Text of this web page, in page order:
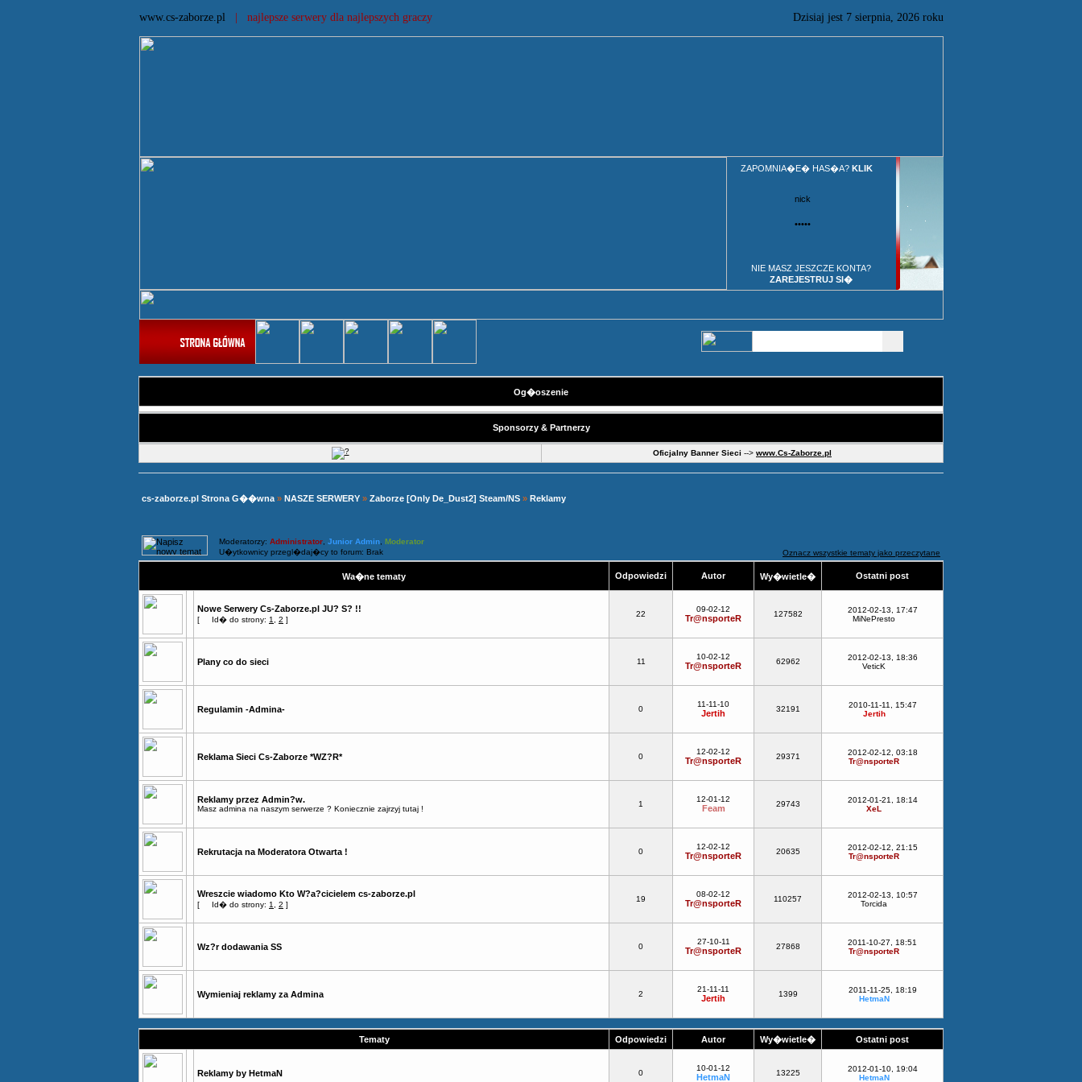
www.cs-zaborze.pl | najlepsze serwery dla najlepszych graczy Dzisiaj jest 7 sierpnia, 2026 roku
ZAPOMNIA�E� HAS�A? KLIK
NIE MASZ JESZCZE KONTA?
ZAREJESTRUJ SI�
Og�oszenie
Sponsorzy & Partnerzy
Oficjalny Banner Sieci --> www.Cs-Zaborze.pl
cs-zaborze.pl Strona G��wna » NASZE SERWERY » Zaborze [Only De_Dust2] Steam/NS » Reklamy
Moderatorzy: Administrator Junior Admin Moderator
U�ytkownicy przegl�daj�cy to forum: Brak
Oznacz wszystkie tematy jako przeczytane
Wa�ne tematy Odpowiedzi Autor Wy�wietle� Ostatni post
Nowe Serwery Cs-Zaborze.pl JU? S? !!
[ Id� do strony: 1 2 ]
22
09-02-12
Tr@nsporteR 127582
2012-02-13, 17:47
MiNePresto
Plany co do sieci 11
10-02-12
Tr@nsporteR 62962
2012-02-13, 18:36
VeticK
Regulamin -Admina- 0
11-11-10
Jertih 32191
2010-11-11, 15:47
Jertih
Reklama Sieci Cs-Zaborze *WZ?R* 0
12-02-12
Tr@nsporteR 29371
2012-02-12, 03:18
Tr@nsporteR
Reklamy przez Admin?w.
Masz admina na naszym serwerze ? Koniecznie zajrzyj tutaj !
1
12-01-12
Feam 29743
2012-01-21, 18:14
XeL
Rekrutacja na Moderatora Otwarta ! 0
12-02-12
Tr@nsporteR 20635
2012-02-12, 21:15
Tr@nsporteR
Wreszcie wiadomo Kto W?a?cicielem cs-zaborze.pl
[ Id� do strony: 1 2 ]
19
08-02-12
Tr@nsporteR 110257
2012-02-13, 10:57
Torcida
Wz?r dodawania SS 0
27-10-11
Tr@nsporteR 27868
2011-10-27, 18:51
Tr@nsporteR
Wymieniaj reklamy za Admina 2
21-11-11
Jertih 1399
2011-11-25, 18:19
HetmaN
Tematy Odpowiedzi Autor Wy�wietle� Ostatni post
Reklamy by HetmaN 0
10-01-12
HetmaN 13225
2012-01-10, 19:04
HetmaN